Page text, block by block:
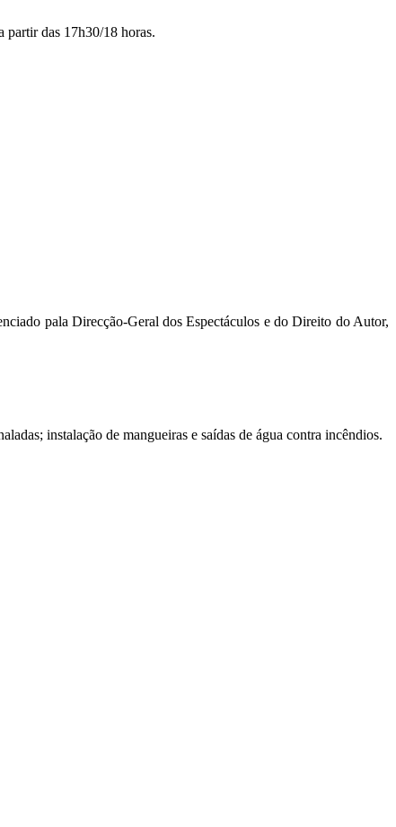
partir das 17h30/18 horas.
pala Direcção-Geral dos Espectáculos e do Direito do Autor,
instalação de mangueiras e saídas de água contra incêndios.